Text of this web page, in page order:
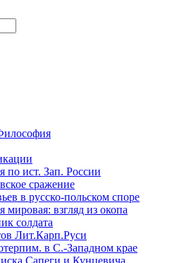
по ист. Зап. России
сражение
в русско-польском споре
мировая: взгляд из окопа
солдата
Лит.Карп.Руси
в С.-Западном крае
Сапеги и Кунцевича